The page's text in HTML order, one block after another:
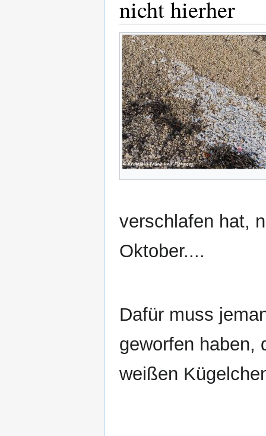
nicht hierher
verschlafen hat,
Oktober....
Dafür muss
geworfen haben,
weißen